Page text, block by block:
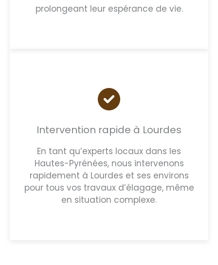
prolongeant leur espérance de vie.
Intervention rapide à Lourdes
En tant qu’experts locaux dans les
Hautes-Pyrénées, nous intervenons
rapidement à Lourdes et ses environs
pour tous vos travaux d’élagage, même
en situation complexe.